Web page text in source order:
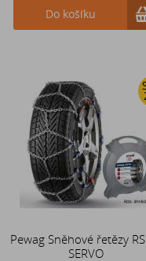
Do košíku
Pewag Sněhové řetězy
SERVO